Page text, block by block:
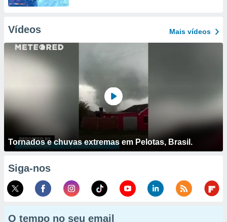
Vídeos Mais vídeos
Tornados e chuvas extremas em Pelotas, Brasil.
Siga-nos
O tempo no seu email